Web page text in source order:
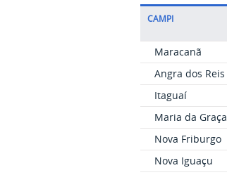
CAMPI
Maracanã
Angra dos Reis
Itaguaí
Maria da Graça
Nova Friburgo
Nova Iguaçu